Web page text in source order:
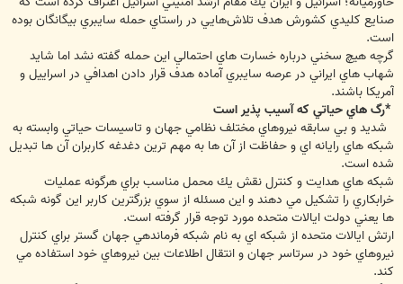
صنايع كليدي كشورش هدف تلاش‌هايي در راستاي حمله سايبري بيگانگان بوده
است.
گرچه هيچ سخني درباره خسارت هاي احتمالي اين حمله گفته نشد اما شايد
شهاب هاي ايراني در عرصه سايبري آماده هدف قرار دادن اهدافي در اسراييل و
آمريكا باشند.
*رگ هاي حياتي كه آسيب پذير است
شديد و بي سابقه نيروهاي مختلف نظامي جهان و تاسيسات حياتي وابسته به
شبكه هاي رايانه اي و حفاظت از آن ها به مهم ترين دغدغه كاربران آن ها تبديل
شده است.
شبكه هاي هدايت و كنترل نقش يك محمل مناسب براي هرگونه عمليات
خرابكاري را تشكيل مي دهند و اين مسئله از سوي بزرگترين كاربر اين گونه شبكه
ها يعني دولت ايالات متحده مورد توجه قرار گرفته است.
ارتش ايالات متحده از شبكه اي به نام شبكه فرماندهي جهان گستر براي كنترل
نيروهاي خود در سرتاسر جهان و انتقال اطلاعات بين نيروهاي خود استفاده مي
كند.